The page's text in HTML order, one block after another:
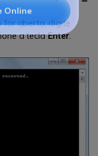
Online
for aberta, digite
a teclaEnter.